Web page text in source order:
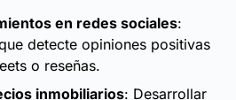
en redes sociales:
detecte opiniones positivas
o reseñas.
inmobiliarios: Desarrollar